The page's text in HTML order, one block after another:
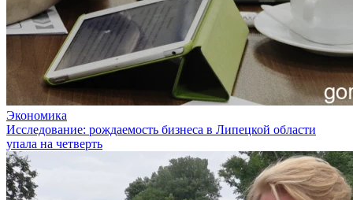
Экономика
Исследование: рождаемость бизнеса в Липецкой области
упала на четверть